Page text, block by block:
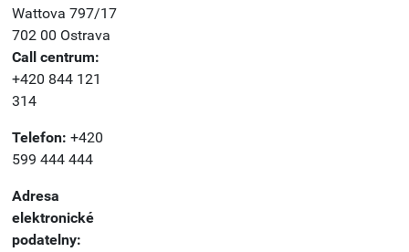
Wattova 797/17
702 00 Ostrava
Call centrum:
+420 844 121
314
Telefon: +420
599 444 444
Adresa
elektronické
podatelny: